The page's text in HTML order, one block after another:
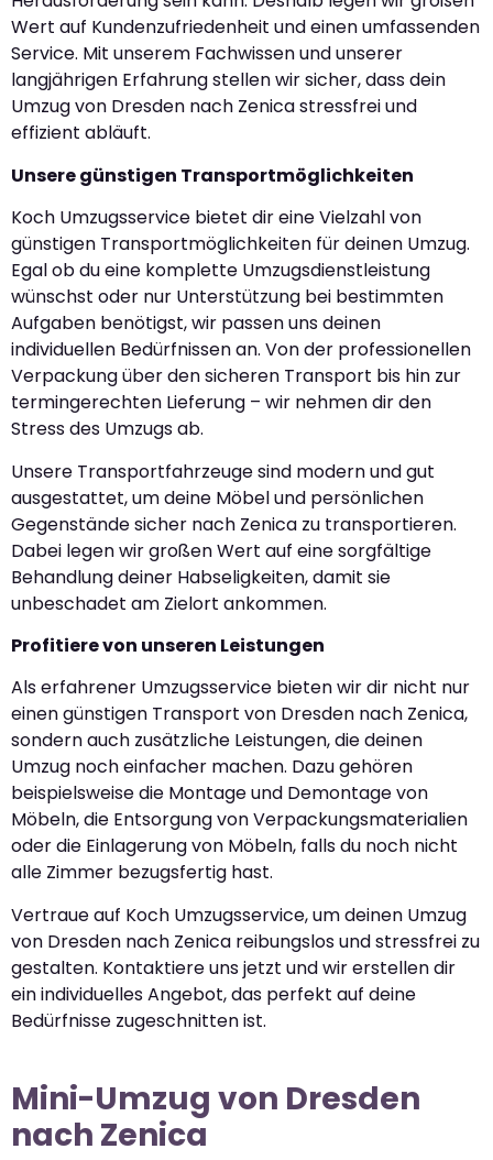
Wert auf Kundenzufriedenheit und einen umfassenden
Service. Mit unserem Fachwissen und unserer
langjährigen Erfahrung stellen wir sicher, dass dein
Umzug von Dresden nach Zenica stressfrei und
effizient abläuft.
Unsere günstigen Transportmöglichkeiten
Koch Umzugsservice bietet dir eine Vielzahl von
günstigen Transportmöglichkeiten für deinen Umzug.
Egal ob du eine komplette Umzugsdienstleistung
wünschst oder nur Unterstützung bei bestimmten
Aufgaben benötigst, wir passen uns deinen
individuellen Bedürfnissen an. Von der professionellen
Verpackung über den sicheren Transport bis hin zur
termingerechten Lieferung – wir nehmen dir den
Stress des Umzugs ab.
Unsere Transportfahrzeuge sind modern und gut
ausgestattet, um deine Möbel und persönlichen
Gegenstände sicher nach Zenica zu transportieren.
Dabei legen wir großen Wert auf eine sorgfältige
Behandlung deiner Habseligkeiten, damit sie
unbeschadet am Zielort ankommen.
Profitiere von unseren Leistungen
Als erfahrener Umzugsservice bieten wir dir nicht nur
einen günstigen Transport von Dresden nach Zenica,
sondern auch zusätzliche Leistungen, die deinen
Umzug noch einfacher machen. Dazu gehören
beispielsweise die Montage und Demontage von
Möbeln, die Entsorgung von Verpackungsmaterialien
oder die Einlagerung von Möbeln, falls du noch nicht
alle Zimmer bezugsfertig hast.
Vertraue auf Koch Umzugsservice, um deinen Umzug
von Dresden nach Zenica reibungslos und stressfrei zu
gestalten. Kontaktiere uns jetzt und wir erstellen dir
ein individuelles Angebot, das perfekt auf deine
Bedürfnisse zugeschnitten ist.
Mini-Umzug von Dresden
nach Zenica